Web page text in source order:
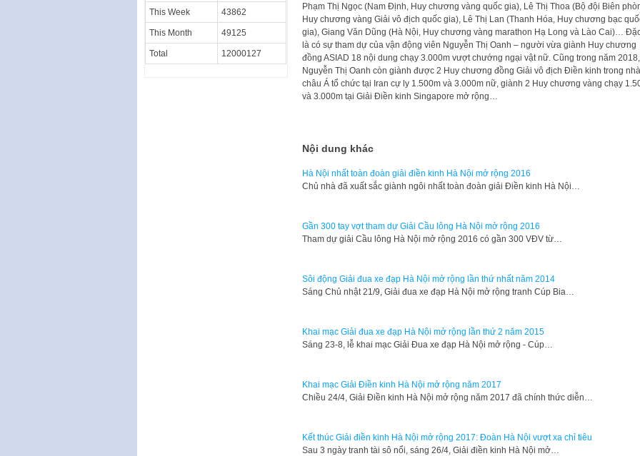
Phạm Thị Ngọc (Nam Định, Huy chương vàng quốc gia), Lê Thị Thoa (Bộ đội Biên
Huy chương vàng Giải vô địch quốc gia), Lê Thị Lan (Thanh Hóa, Huy chương bạc
gia), Giang Văn Dũng (Hà Nội, Huy chương vàng marathon Hạ Long và Lào Cai)…
là có sự tham dự của vận động viên Nguyễn Thị Oanh – người vừa giành Huy chương
đồng ASIAD 18 nội dung chạy 3.000m vượt chướng ngại vật nữ. Cũng trong năm 2018,
Nguyễn Thị Oanh còn giành được 2 Huy chương đồng Giải vô địch Điền kinh trong nhà
châu Á tổ chức tại Iran cự ly 1.500m và 3.000m nữ, giành 2 Huy chương vàng chạy
và 3.000m tại Giải Điền kinh Singapore mở rộng…
Nội dung khác
Hà Nội nhất toàn đoàn giải điền kinh Hà Nội mở rộng 2016
Chủ nhà đã xuất sắc giành ngôi nhất toàn đoàn giải Điền kinh Hà Nội…
Gần 300 tay vợt tham dự Giải Cầu lông Hà Nội mở rộng 2016
Tham dự giải Cầu lông Hà Nội mở rộng 2016 có gần 300 VĐV từ…
Sôi động Giải đua xe đạp Hà Nội mở rộng lần thứ nhất năm 2014
​Sáng Chủ nhật 21/9, Giải đua xe đạp Hà Nội mở rộng tranh Cúp Bia…
Khai mạc Giải đua xe đạp Hà Nội mở rộng lần thứ 2 năm 2015
​Sáng 23-8, lễ khai mạc Giải Đua xe đạp Hà Nội mở rộng - Cúp…
Khai mạc Giải Điền kinh Hà Nội mở rộng năm 2017
Chiều 24/4, Giải Điền kinh Hà Nội mở rộng năm 2017 đã chính thức diễn…
Kết thúc Giải điền kinh Hà Nội mở rộng 2017: Đoàn Hà Nội vượt xa chỉ tiêu
Sau 3 ngày tranh tài sô nổi, sáng 26/4, Giải điền kinh Hà Nội mở…
This Week 43862
This Month 49125
Total 12000127